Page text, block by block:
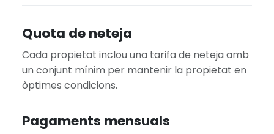
Quota de neteja
Cada propietat inclou una tarifa de neteja amb
un conjunt mínim per mantenir la propietat en
òptimes condicions.
Pagaments mensuals